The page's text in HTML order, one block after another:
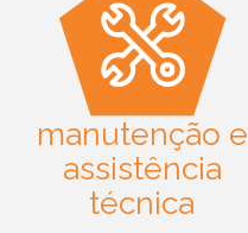
manutenção e
assistência
técnica